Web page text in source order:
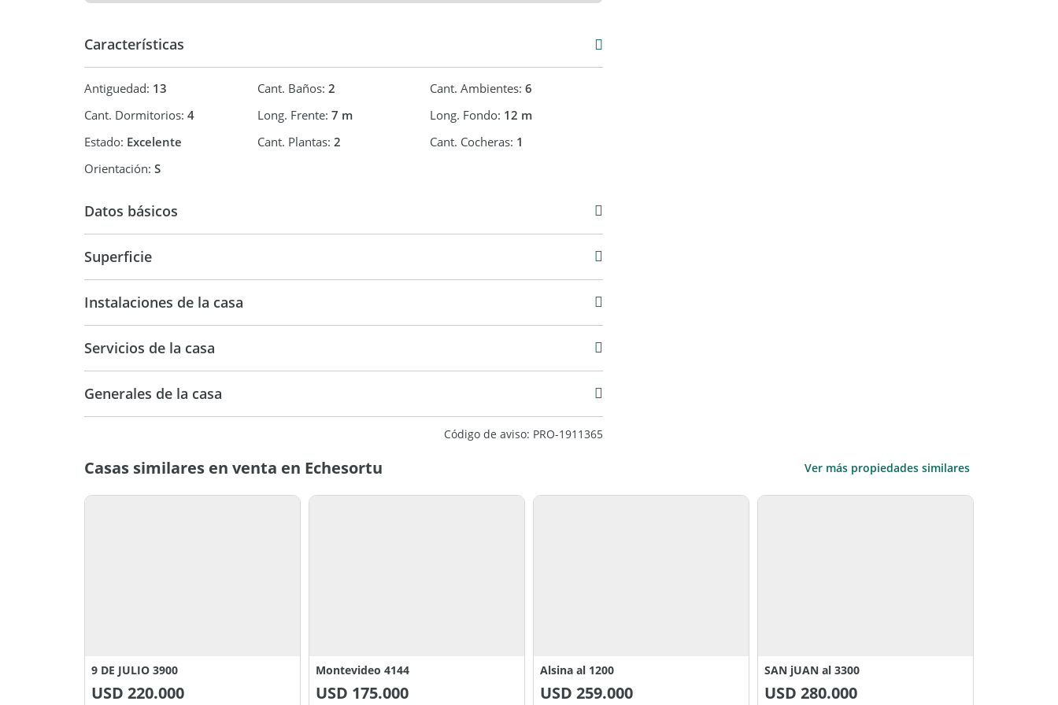
Madera, en una zona residencial muy buscada.
Distribución: Vivienda en dos plantas con tres dormitorios más comodín, patio interno, terraza
y cochera.
No apto credito actualmente
Características
Antiguedad: 13 Cant. Baños: 2 Cant. Ambientes:6
Cant. Dormitorios: 4 Long. Frente: 7 m Long. Fondo: 12 m
Estado: Excelente Cant. Plantas: 2 Cant. Cocheras: 1
Orientación: S
Datos básicos
Superficie
Instalaciones de la casa
Servicios de la casa
Generales de la casa
Código de aviso: PRO-1911365
Casas similares en venta en Echesortu Ver más propiedades similares
9 DE JULIO 3900
USD 220.000
Montevideo 4144
USD 175.000
Alsina al 1200
USD 259.000
SAN jUAN al 3300
USD 280.000